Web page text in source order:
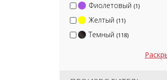
Фиолетовый (1)
Желтый (11)
Темный (118)